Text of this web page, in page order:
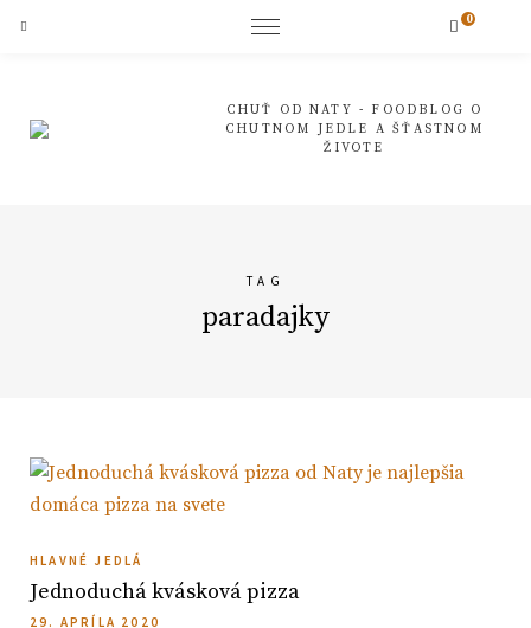
CHUŤ OD NATY - FOODBLOG O
CHUTNOM JEDLE A ŠŤASTNOM
ŽIVOTE
0
TAG
paradajky
HLAVNÉ JEDLÁ
Jednoduchá kvásková pizza
29. APRÍLA 2020